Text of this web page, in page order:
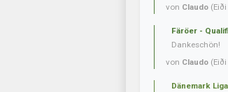
von Claudo
Färöer -
Dankeschön!
von Claudo
Dänemark